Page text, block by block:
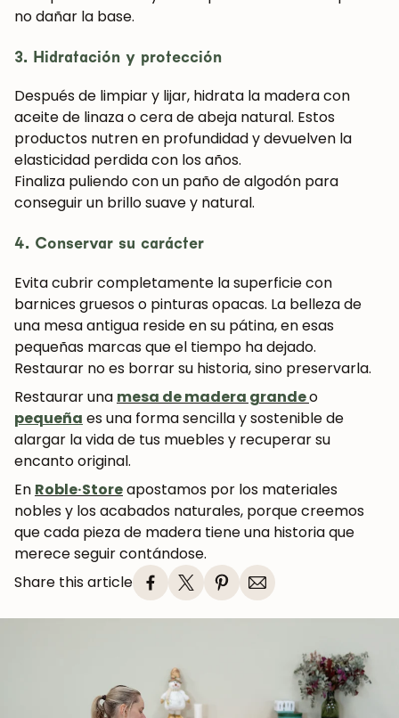
no dañar la base.
3. Hidratación y protección
Después de limpiar y lijar, hidrata la madera con
aceite de linaza o cera de abeja natural. Estos
productos nutren en profundidad y devuelven la
elasticidad perdida con los años.
Finaliza puliendo con un paño de algodón para
conseguir un brillo suave y natural.
4. Conservar su carácter
Evita cubrir completamente la superficie con
barnices gruesos o pinturas opacas. La belleza de
una mesa antigua reside en su pátina, en esas
pequeñas marcas que el tiempo ha dejado.
Restaurar no es borrar su historia, sino preservarla.
Restaurar una mesa de madera grandeo
pequeña es una forma sencilla y sostenible de
alargar la vida de tus muebles y recuperar su
encanto original.
En Roble·Storeapostamos por los materiales
nobles y los acabados naturales, porque creemos
que cada pieza de madera tiene una historia que
merece seguir contándose.
Share this article
en tu primera compra.
SUSCRIBIRME